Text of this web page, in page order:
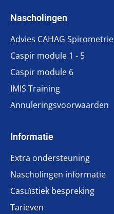
Nascholingen
Advies CAHAG Spirometrie
Caspir module 1 - 5
Caspir module 6
IMIS Training
Annuleringsvoorwaarden
Informatie
Extra ondersteuning
Nascholingen informatie
Casuïstiek bespreking
Tarieven